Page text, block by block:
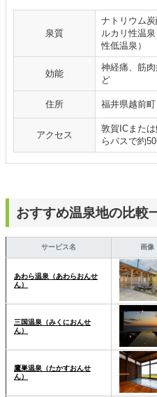
泉質
ナトリウム
ルカリ性温
性低温泉）
効能
神経痛、筋
ど
住所 福井県越前町
アクセス
敦賀ICまた
らバスで約
おすすめ温泉地の比較
サービス名 画像
あわら温泉（あわらおんせ
ん）
三国温泉（みくにおんせ
ん）
鷹巣温泉（たかすおんせ
ん）